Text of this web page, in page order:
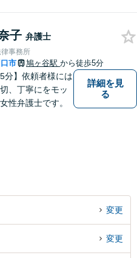
にご相談くださ
談可】
子 弁護士
事務所
市 鳩ヶ谷駅 から徒歩5分
5分】依頼者様には
、丁寧にをモッ
性弁護士です。
詳細を見
る
変更
変更